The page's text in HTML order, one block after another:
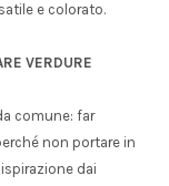
e colorato.
VERDURE
comune: far
non portare in
dai